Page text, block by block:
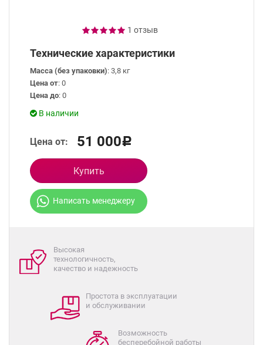
1 отзыв
Технические характеристики
Масса (без упаковки): 3,8 кг
Цена от: 0
Цена до: 0
В наличии
Цена от: 51 000Р
Купить
Написать менеджеру
Высокая
технологичность,
качество и надежность
Простота в эксплуатации
и обслуживании
Возможность
бесперебойной работы